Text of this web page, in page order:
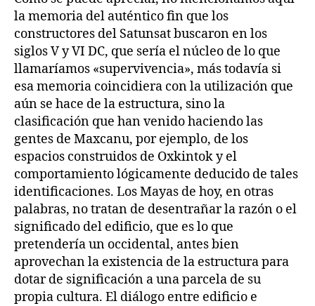
la memoria del auténtico fin que los
constructores del Satunsat buscaron en los
siglos V y VI DC, que sería el núcleo de lo que
llamaríamos «supervivencia», más todavía si
esa memoria coincidiera con la utilización que
aún se hace de la estructura, sino la
clasificación que han venido haciendo las
gentes de Maxcanu, por ejemplo, de los
espacios construidos de Oxkintok y el
comportamiento lógicamente deducido de tales
identificaciones. Los Mayas de hoy, en otras
palabras, no tratan de desentrañar la razón o el
significado del edificio, que es lo que
pretendería un occidental, antes bien
aprovechan la existencia de la estructura para
dotar de significación a una parcela de su
propia cultura. El diálogo entre edificio e